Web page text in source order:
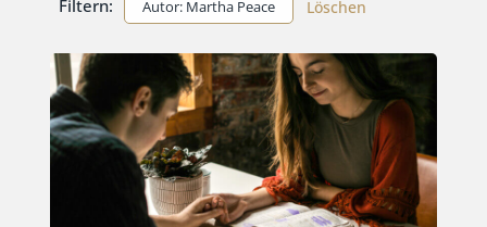
Filtern: Autor: Martha Peace Löschen